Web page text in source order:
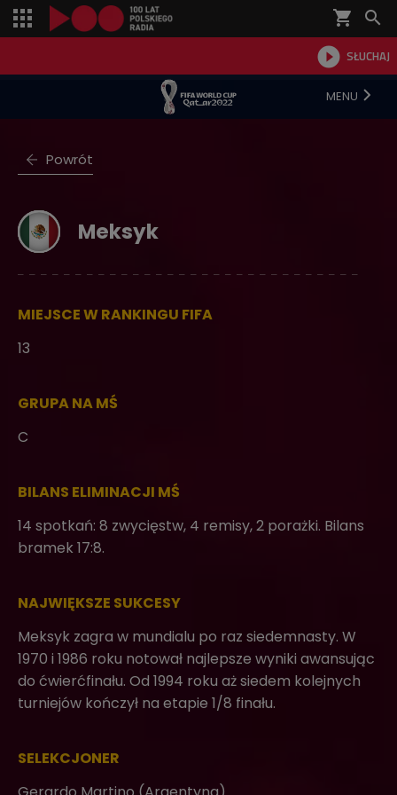
shopping_cart 
 SŁUCHAJ

MENU
Powrót
Meksyk
MIEJSCE W RANKINGU FIFA
13
GRUPA NA MŚ
C
BILANS ELIMINACJI MŚ
14 spotkań: 8 zwycięstw, 4 remisy, 2 porażki. Bilans
bramek 17:8.
NAJWIĘKSZE SUKCESY
Meksyk zagra w mundialu po raz siedemnasty. W
1970 i 1986 roku notował najlepsze wyniki awansując
do ćwierćfinału. Od 1994 roku aż siedem kolejnych
turniejów kończył na etapie 1/8 finału.
SELEKCJONER